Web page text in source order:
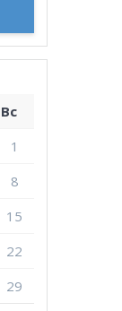
Вс
1
8
15
22
29